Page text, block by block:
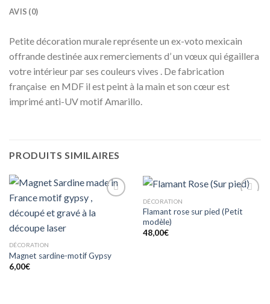
AVIS (0)
Petite décoration murale représente un ex-voto mexicain
offrande destinée aux remerciements d’ un vœux qui égaillera
votre intérieur par ses couleurs vives . De fabrication
française en MDF il est peint à la main et son cœur est
imprimé anti-UV motif Amarillo.
PRODUITS SIMILAIRES
DÉCORATION
Magnet sardine-motif Gypsy
6,00€
à mes
DÉCORATION
Flamant rose sur pied (Petit
modèle)
48,00€